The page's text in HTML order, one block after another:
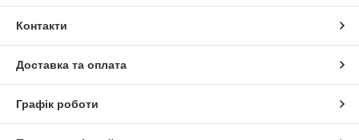
Контакти
Доставка та оплата
Графік роботи